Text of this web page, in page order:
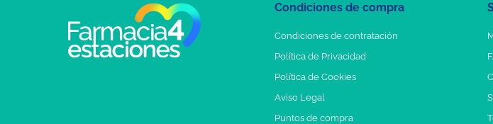
Condiciones de compra
Condiciones de contratación
Política de Privacidad
Política de Cookies
Aviso Legal
Puntos de compra